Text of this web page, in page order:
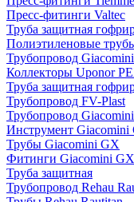
Пресс-фитинги Valtec
Труба защитная
Полиэтиленовые
Трубопровод
Коллекторы Uponor
Труба защитная
Трубопровод FV-Plast
Трубопровод
Инструмент Giacomini
Трубы Giacomini GX
Фитинги Giacomini GX
Труба защитная
Трубопровод Rehau